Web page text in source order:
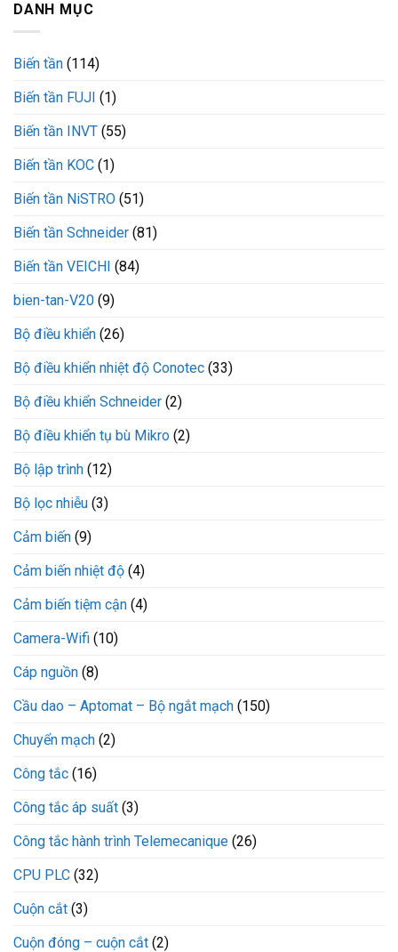
DANH MỤC
Biến tần (114)
Biến tần FUJI (1)
Biến tần INVT (55)
Biến tần KOC (1)
Biến tần NiSTRO (51)
Biến tần Schneider (81)
Biến tần VEICHI (84)
bien-tan-V20 (9)
Bộ điều khiển (26)
Bộ điều khiển nhiệt độ Conotec (33)
Bộ điều khiển Schneider (2)
Bộ điều khiển tụ bù Mikro (2)
Bộ lập trình (12)
Bộ lọc nhiễu (3)
Cảm biến (9)
Cảm biến nhiệt độ (4)
Cảm biến tiệm cận (4)
Camera-Wifi (10)
Cáp nguồn (8)
Cầu dao – Aptomat – Bộ ngắt mạch (150)
Chuyển mạch (2)
Công tắc (16)
Công tắc áp suất (3)
Công tắc hành trình Telemecanique (26)
CPU PLC (32)
Cuộn cắt (3)
Cuộn đóng – cuộn cắt (2)